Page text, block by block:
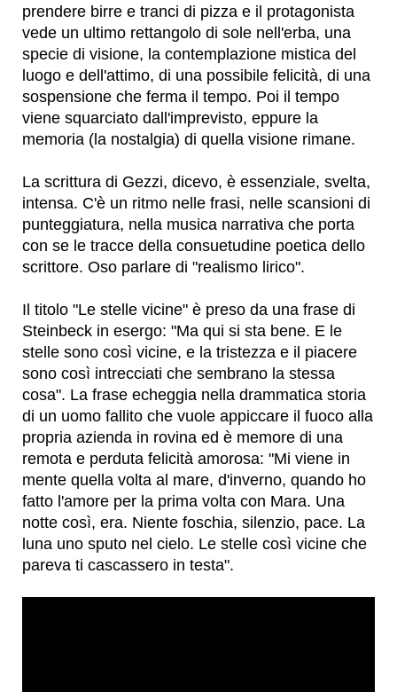
prendere birre e tranci di pizza e il protagonista
vede un ultimo rettangolo di sole nell'erba, una
specie di visione, la contemplazione mistica del
luogo e dell'attimo, di una possibile felicità, di una
sospensione che ferma il tempo. Poi il tempo
viene squarciato dall'imprevisto, eppure la
memoria (la nostalgia) di quella visione rimane.
La scrittura di Gezzi, dicevo, è essenziale, svelta,
intensa. C'è un ritmo nelle frasi, nelle scansioni di
punteggiatura, nella musica narrativa che porta
con se le tracce della consuetudine poetica dello
scrittore. Oso parlare di "realismo lirico".
Il titolo "Le stelle vicine" è preso da una frase di
Steinbeck in esergo: "Ma qui si sta bene. E le
stelle sono così vicine, e la tristezza e il piacere
sono così intrecciati che sembrano la stessa
cosa". La frase echeggia nella drammatica storia
di un uomo fallito che vuole appiccare il fuoco alla
propria azienda in rovina ed è memore di una
remota e perduta felicità amorosa: "Mi viene in
mente quella volta al mare, d'inverno, quando ho
fatto l'amore per la prima volta con Mara. Una
notte così, era. Niente foschia, silenzio, pace. La
luna uno sputo nel cielo. Le stelle così vicine che
pareva ti cascassero in testa".